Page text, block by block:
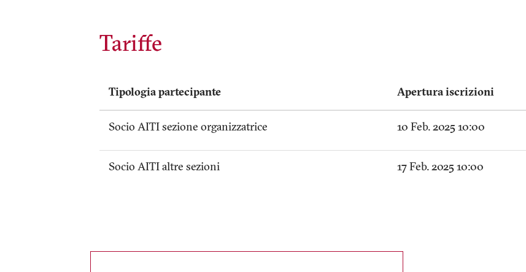
Tariffe
Tipologia partecipante Apertura iscrizioni
Socio AITI sezione organizzatrice 10 Feb. 2025 10:00
Socio AITI altre sezioni 17 Feb. 2025 10:00